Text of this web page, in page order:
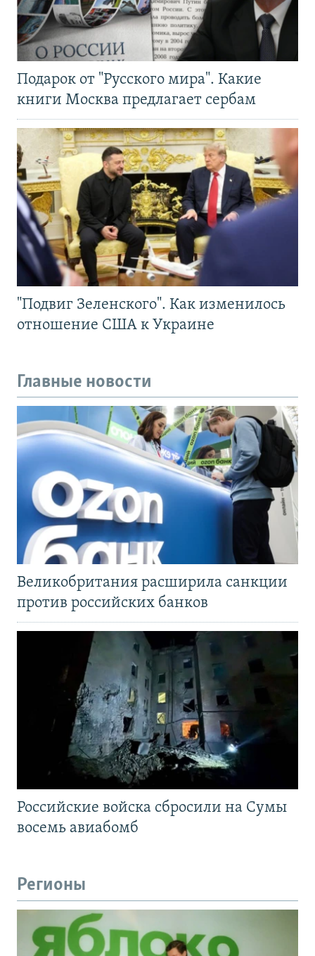
Подарок от "Русского мира". Какие
книги Москва предлагает сербам
"Подвиг Зеленского". Как изменилось
отношение США к Украине
Главные новости
Великобритания расширила санкции
против российских банков
Российские войска сбросили на Сумы
восемь авиабомб
Регионы